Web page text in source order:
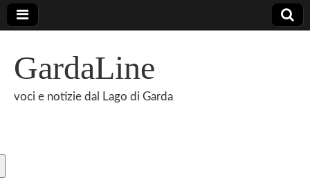
GardaLine
voci e notizie dal Lago di Garda